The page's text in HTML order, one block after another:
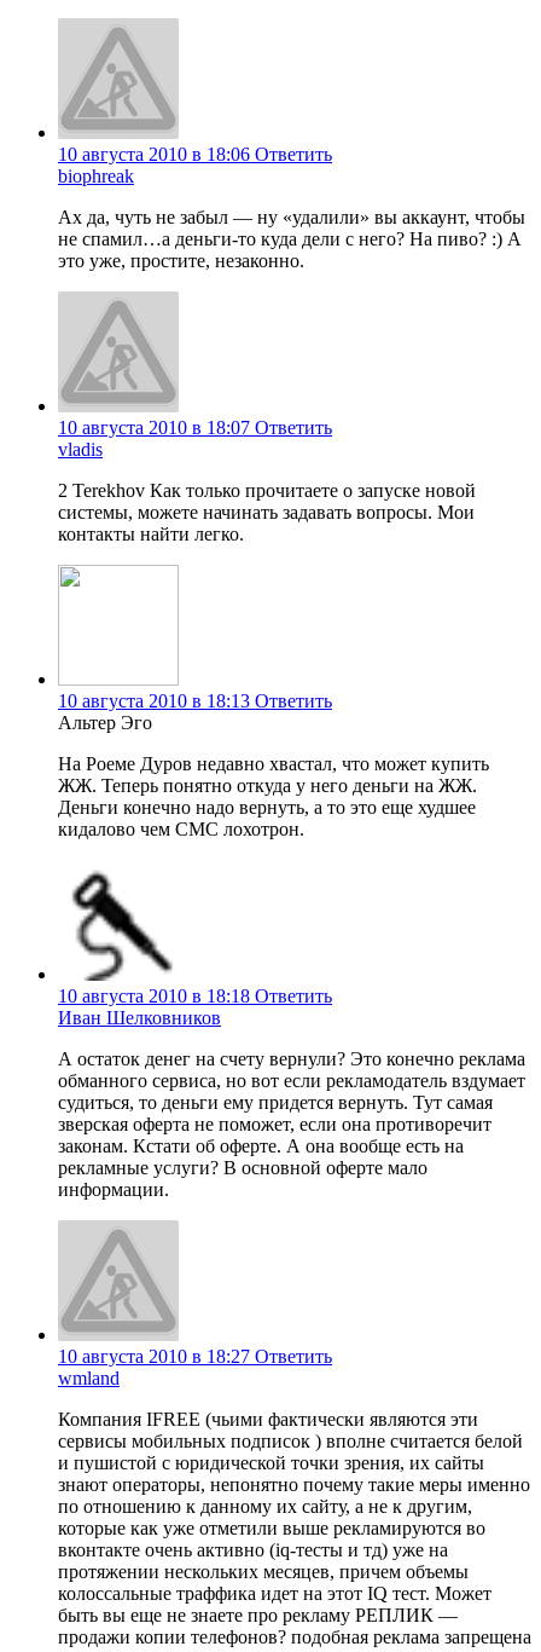
10 августа 2010 в 18:06 Ответить
biophreak
Ах да, чуть не забыл — ну «удалили» вы аккаунт, чтобы
не спамил…а деньги-то куда дели с него? На пиво? :) А
это уже, простите, незаконно.
10 августа 2010 в 18:07 Ответить
vladis
2 Terekhov Как только прочитаете о запуске новой
системы, можете начинать задавать вопросы. Мои
контакты найти легко.
10 августа 2010 в 18:13 Ответить
Альтер Эго
На Роеме Дуров недавно хвастал, что может купить
ЖЖ. Теперь понятно откуда у него деньги на ЖЖ.
Деньги конечно надо вернуть, а то это еще худшее
кидалово чем СМС лохотрон.
10 августа 2010 в 18:18 Ответить
Иван Шелковников
А остаток денег на счету вернули? Это конечно реклама
обманного сервиса, но вот если рекламодатель вздумает
судиться, то деньги ему придется вернуть. Тут самая
зверская оферта не поможет, если она противоречит
законам. Кстати об оферте. А она вообще есть на
рекламные услуги? В основной оферте мало
информации.
10 августа 2010 в 18:27 Ответить
wmland
Компания IFREE (чьими фактически являются эти
сервисы мобильных подписок ) вполне считается белой
и пушистой с юридической точки зрения, их сайты
знают операторы, непонятно почему такие меры именно
по отношению к данному их сайту, а не к другим,
которые как уже отметили выше рекламируются во
вконтакте очень активно (iq-тесты и тд) уже на
протяжении нескольких месяцев, причем объемы
колоссальные траффика идет на этот IQ тест. Может
быть вы еще не знаете про рекламу РЕПЛИК —
продажи копии телефонов? подобная реклама запрещена